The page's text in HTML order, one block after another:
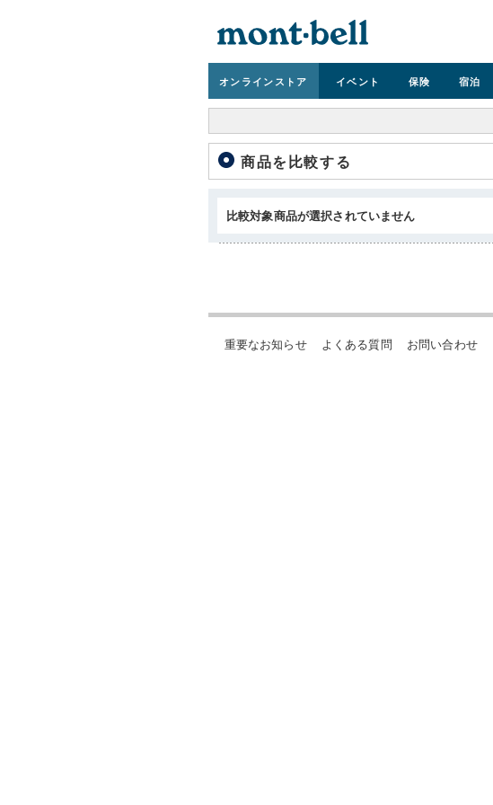
オンラインストア イベント 保険 宿泊
商品を比較する
比較対象商品が選択されていません
重要なお知らせ よくある質問 お問い合わせ